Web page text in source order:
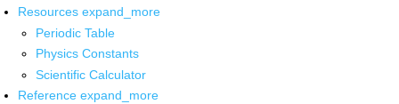
Resources expand_more
Periodic Table
Physics Constants
Scientific Calculator
Reference expand_more